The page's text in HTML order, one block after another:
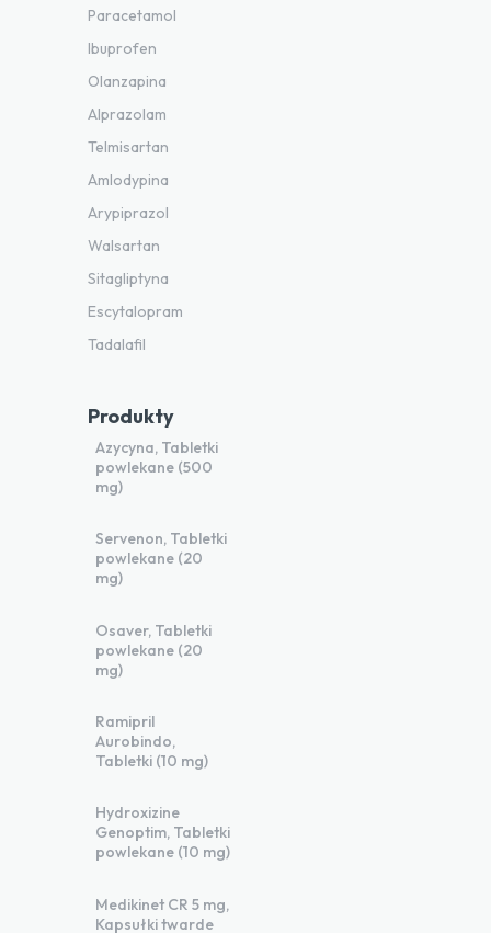
Paracetamol
Ibuprofen
Olanzapina
Alprazolam
Telmisartan
Amlodypina
Arypiprazol
Walsartan
Sitagliptyna
Escytalopram
Tadalafil
Produkty
Azycyna, Tabletki
powlekane (500
mg)
Servenon, Tabletki
powlekane (20
mg)
Osaver, Tabletki
powlekane (20
mg)
Ramipril
Aurobindo,
Tabletki (10 mg)
Hydroxizine
Genoptim, Tabletki
powlekane (10 mg)
Medikinet CR 5 mg,
Kapsułki twarde